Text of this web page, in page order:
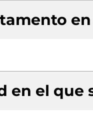
en el que